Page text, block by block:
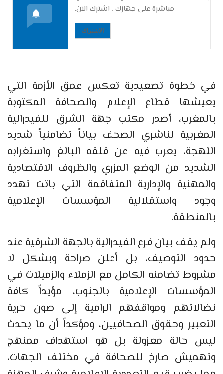
مباشرة على جهازك ، اشترك الآن.
الاشتراك
في خطوة تصعيدية تعكس عمق الأزمة التي
يعيشها قطاع الإعلام والصحافة المكتوبة
بالمغرب، أصدر مكتب جهة الشرق للفيدرالية
المغربية لناشري الصحف بياناً تضامنياً شديد
اللهجة، يعرب فيه عن قلقه البالغ واستغرابه
الشديد من الوضع المزري والظروف الاقتصادية
والمهنية والإدارية المتفاقمة التي باتت تهدد
وجود واستقلالية المؤسسات الإعلامية
بالمنطقة.
ولم يقف بيان فرع الفيدرالية بالجهة الشرقية عند
حدود التوصيف، بل أعلن صراحة وبشكل لا
مشروط تضامنه الكامل مع الزملاء والزميلات في
المؤسسات الإعلامية بالجنوب، مؤيداً كافة
نضالاتهم ومواقفهم الرامية إلى صون حرية
التعبير وحقوق الصحافيين، ومؤكداً أن ما يحدث
ليس حالة معزولة بل هو استهداف ممنهج
وتهميش صارخ للصحافة في مختلف الجهات،